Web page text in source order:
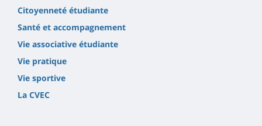
Citoyenneté étudiante
Santé et accompagnement
Vie associative étudiante
Vie pratique
Vie sportive
La CVEC